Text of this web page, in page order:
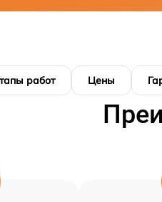
работ Цены